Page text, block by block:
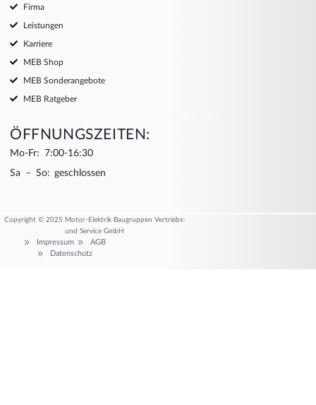
Firma
Leistungen
Karriere
MEB Shop
MEB Sonderangebote
MEB Ratgeber
ÖFFNUNGSZEITEN:
Mo-Fr: 7:00-16:30
Sa – So: geschlossen
Copyright © 2025 Motor-Elektrik Baugruppen Vertriebs-
und Service GmbH
Impressum
AGB
Datenschutz